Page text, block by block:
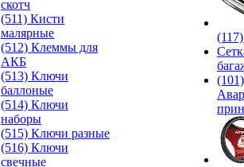
скотч
(511) Кисти
малярные
(512) Клеммы для
АКБ
(513) Ключи
баллоные
(514) Ключи
наборы
(515) Ключи разные
(516) Ключи
свечные
(101)